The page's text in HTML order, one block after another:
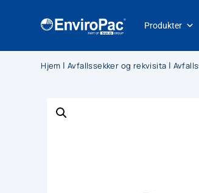
Produkter
Hjem |Avfallssekker og rekvisita |